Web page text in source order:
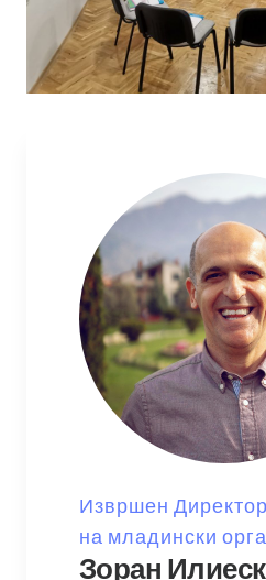
Извршен
на младински
Зоран